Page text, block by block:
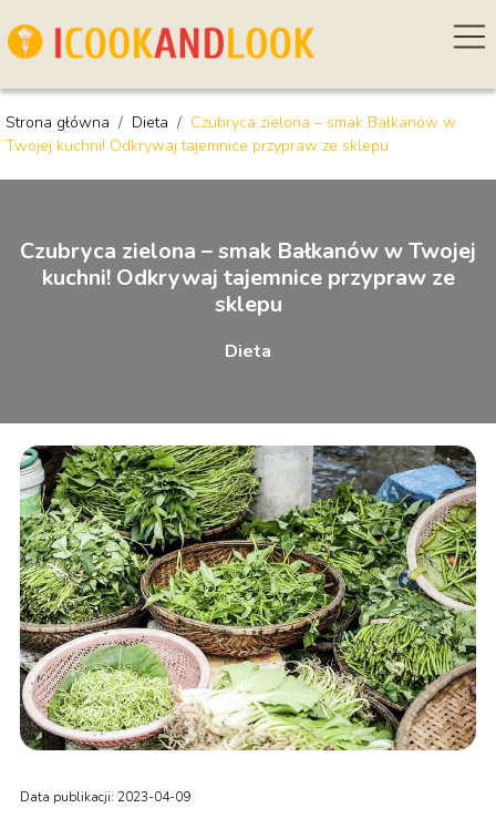
Strona główna / Dieta / Czubryca zielona – smak Bałkanów w
Twojej kuchni! Odkrywaj tajemnice przypraw ze sklepu
Czubryca zielona – smak Bałkanów w Twojej
kuchni! Odkrywaj tajemnice przypraw ze
sklepu
Dieta
Data publikacji: 2023-04-09